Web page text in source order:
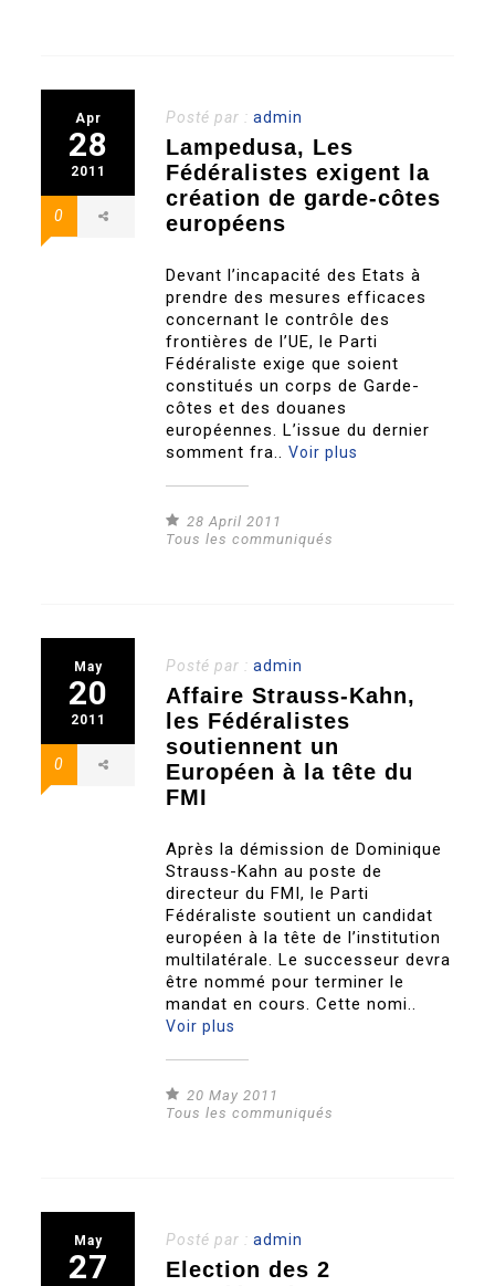
Apr
28
2011
0
Posté par :admin
Lampedusa, Les
Fédéralistes exigent la
création de garde-côtes
européens
Devant l’incapacité des Etats à
prendre des mesures efficaces
concernant le contrôle des
frontières de l’UE, le Parti
Fédéraliste exige que soient
constitués un corps de Garde-
côtes et des douanes
européennes. L’issue du dernier
somment fra..Voir plus
28 April 2011
Tous les communiqués
May
20
2011
0
Posté par :admin
Affaire Strauss-Kahn,
les Fédéralistes
soutiennent un
Européen à la tête du
FMI
Après la démission de Dominique
Strauss-Kahn au poste de
directeur du FMI, le Parti
Fédéraliste soutient un candidat
européen à la tête de l’institution
multilatérale. Le successeur devra
être nommé pour terminer le
mandat en cours. Cette nomi..
Voir plus
20 May 2011
Tous les communiqués
May
27
Posté par :admin
Election des 2